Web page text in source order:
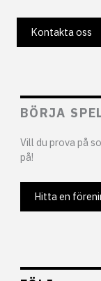
Kontakta oss
BÖRJA
Vill du prova på
på!
Hitta en